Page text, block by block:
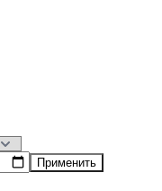
Архив
Применить